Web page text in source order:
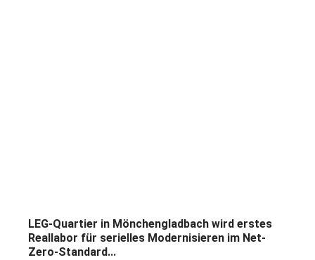
LEG-Quartier in Mönchengladbach wird erstes
Reallabor für serielles Modernisieren im Net-
Zero-Standard...